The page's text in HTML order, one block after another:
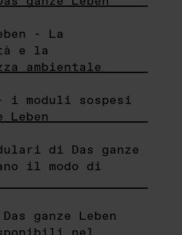
- La
e la
ambientale
i moduli sospesi
Leben
di Das ganze
il modo di
ganze Leben